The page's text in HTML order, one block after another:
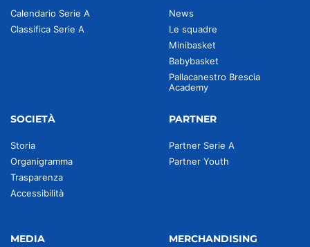
Calendario Serie A
Classifica Serie A
News
Le squadre
Minibasket
Babybasket
Pallacanestro Brescia
Academy
SOCIETÀ
Storia
Organigramma
Trasparenza
Accessibilità
PARTNER
Partner Serie A
Partner Youth
MEDIA MERCHANDISING